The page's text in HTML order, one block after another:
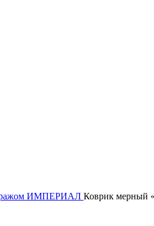
ИМПЕРИАЛ Коврик мерный